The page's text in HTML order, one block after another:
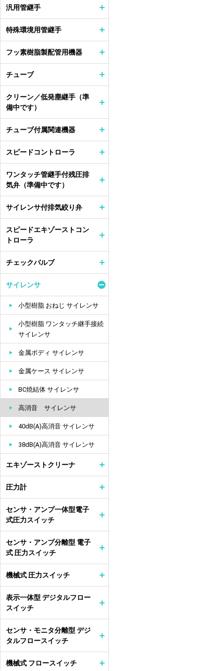
汎用管継手
特殊環境用管継手
フッ素樹脂製配管用機器
チューブ
クリーン／低発塵継手（準
備中です）
チューブ付属関連機器
スピードコントローラ
ワンタッチ管継手付残圧排
気弁（準備中です）
サイレンサ付排気絞り弁
スピードエキゾーストコン
トローラ
チェックバルブ
サイレンサ
小型樹脂 おねじ サイレンサ
小型樹脂 ワンタッチ継手接続
サイレンサ
金属ボディ サイレンサ
金属ケース サイレンサ
BC焼結体 サイレンサ
高消音 サイレンサ
40dB(A)高消音 サイレンサ
38dB(A)高消音 サイレンサ
エキゾーストクリーナ
圧力計
センサ・アンプ一体型電子
式圧力スイッチ
センサ・アンプ分離型 電子
式 圧力スイッチ
機械式 圧力スイッチ
表示一体型 デジタルフロー
スイッチ
センサ・モニタ分離型 デジ
タルフロースイッチ
機械式 フロースイッチ